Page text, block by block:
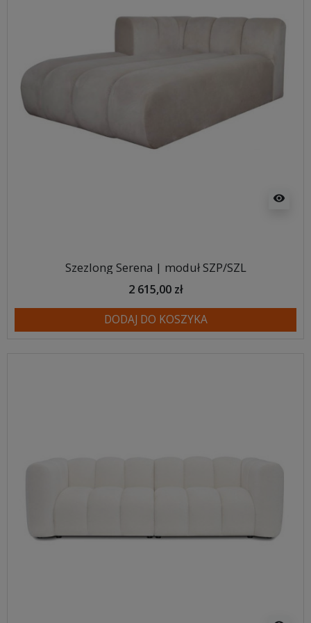
visibility
Szezlong Serena | moduł SZP/SZL
2 615,00 zł
DODAJ DO KOSZYKA